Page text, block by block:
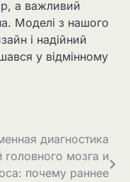
а важливий
Моделі з нашого
і надійний
у відмінному
диагностика
головного мозга и
почему раннее